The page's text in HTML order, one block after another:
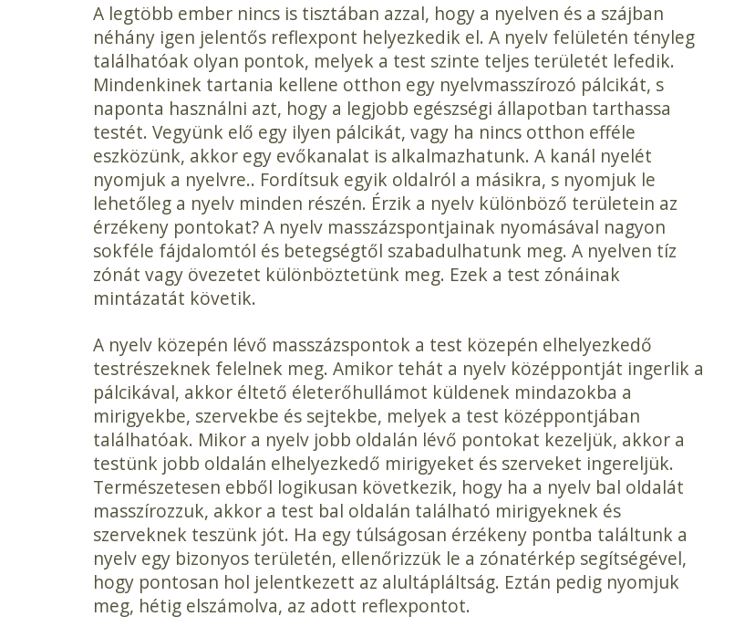
A legtöbb ember nincs is tisztában azzal, hogy a nyelven és a szájban
néhány igen jelentős reflexpont helyezkedik el. A nyelv felületén tény­leg
találhatóak olyan pontok, melyek a test szinte teljes területét le­fedik.
Mindenkinek tartania kellene otthon egy nyelvmasszírozó pál­cikát, s
naponta használni azt, hogy a legjobb egészségi állapotban tarthassa
testét. Vegyünk elő egy ilyen pálcikát, vagy ha nincs otthon efféle
eszközünk, akkor egy evőkanalat is alkalmazhatunk. A kanál nyelét
nyomjuk a nyelvre.. Fordítsuk egyik ol­dalról a másikra, s nyomjuk le
lehetőleg a nyelv minden részén. Ér­zik a nyelv különböző területein az
érzékeny pontokat? A nyelv masszázspontjainak nyomásával nagyon
sokféle fájdalomtól és betegségtől szabadulhatunk meg. A nyelven tíz
zónát vagy övezetet különbözte­tünk meg. Ezek a test zónáinak
mintázatát követik.
A nyelv közepén lévő masszázspontok a test közepén elhelyezkedő
testrészeknek felelnek meg. Amikor tehát a nyelv középpontját in­gerlik a
pálcikával, akkor éltető életerőhullámot küldenek mindazok­ba a
mirigyekbe, szervekbe és sejtekbe, melyek a test középpontjában
találhatóak. Mikor a nyelv jobb oldalán lévő pontokat kezeljük, akkor a
testünk jobb oldalán elhelyezkedő mirigyeket és szerveket ingerel­jük.
Természetesen ebből logikusan következik, hogy ha a nyelv bal oldalát
masszírozzuk, akkor a test bal oldalán található mirigyeknek és
szerveknek teszünk jót. Ha egy túlságosan érzékeny pontba talál­tunk a
nyelv egy bizonyos területén, ellenőrizzük le a zónatérkép se­gítségével,
hogy pontosan hol jelentkezett az alultápláltság. Eztán pe­dig nyomjuk
meg, hétig elszámolva, az adott reflexpontot.